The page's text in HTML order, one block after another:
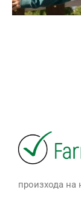
произхода на